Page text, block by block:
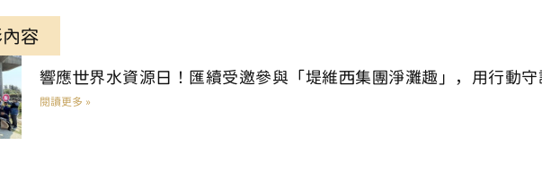
容
響應世界水資源日！匯續受邀參與「堤維西集團淨灘趣」，用行動守
閱讀更多 »